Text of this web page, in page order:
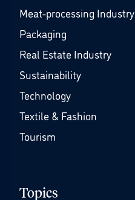
Meat-processing Industry
Packaging
Real Estate Industry
Sustainability
Technology
Textile & Fashion
Tourism
Topics